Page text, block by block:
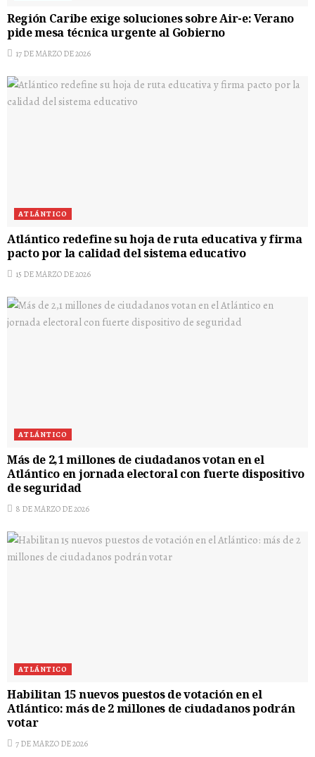
Región Caribe exige soluciones sobre Air-e: Verano
pide mesa técnica urgente al Gobierno
17 DE MARZO DE 2026
ATLÁNTICO
Atlántico redefine su hoja de ruta educativa y firma
pacto por la calidad del sistema educativo
15 DE MARZO DE 2026
ATLÁNTICO
Más de 2,1 millones de ciudadanos votan en el
Atlántico en jornada electoral con fuerte dispositivo
de seguridad
8 DE MARZO DE 2026
ATLÁNTICO
Habilitan 15 nuevos puestos de votación en el
Atlántico: más de 2 millones de ciudadanos podrán
votar
7 DE MARZO DE 2026